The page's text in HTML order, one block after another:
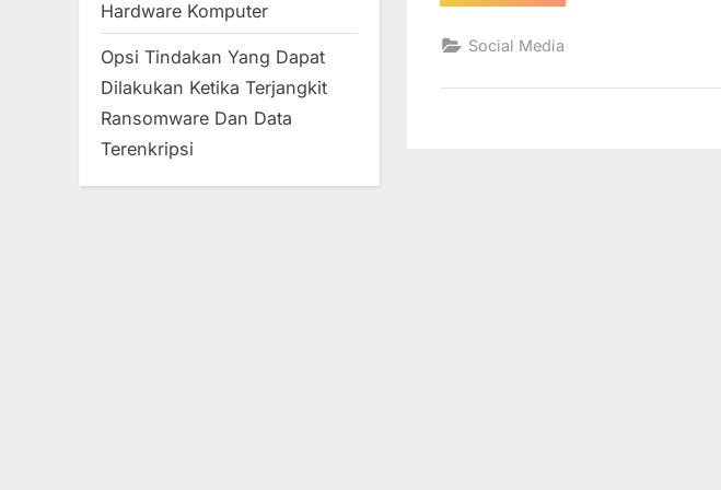
dari
Social Media
Hardware Komputer
Opsi Tindakan Yang Dapat
Dilakukan Ketika Terjangkit
Ransomware Dan Data
Terenkripsi